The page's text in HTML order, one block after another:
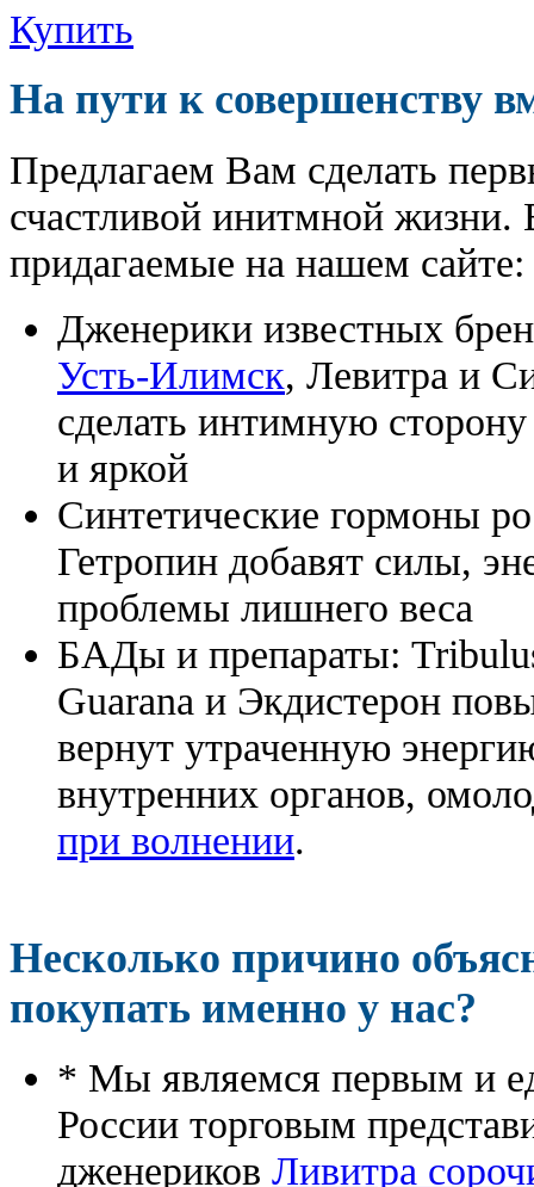
Купить
На пути к совершенству
Предлагаем Вам сделать
счастливой инитмной жизни.
придагаемые на нашем сайте:
Дженерики известных
Усть-Илимск, Левитра и
сделать интимную
и яркой
Синтетические гормоны
Гетропин добавят силы,
проблемы лишнего веса
БАДы и препараты:
Guarana и Экдистерон
вернут утраченную
внутренних органов,
при волнении.
Несколько причино
покупать именно у нас?
* Мы являемся первым и
России торговым
дженериков Ливитра